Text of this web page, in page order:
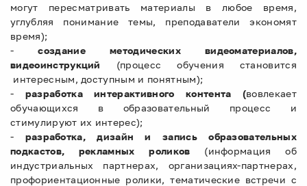
могут пересматривать материалы в любое время,
углубляя понимание темы, преподаватели экономят
время);
-создание методических видеоматериалов,
видеоинструкций
(процесс обучения становится
интересным, доступным и понятным);
- разработка интерактивного контента (вовлекает
обучающихся в образовательный процесс и
стимулируют их интерес);
- разработка, дизайн и запись образовательных
подкастов, рекламных роликов (информация об
индустриальных партнерах, организациях-партнерах,
профориентационные ролики, тематические встречи с